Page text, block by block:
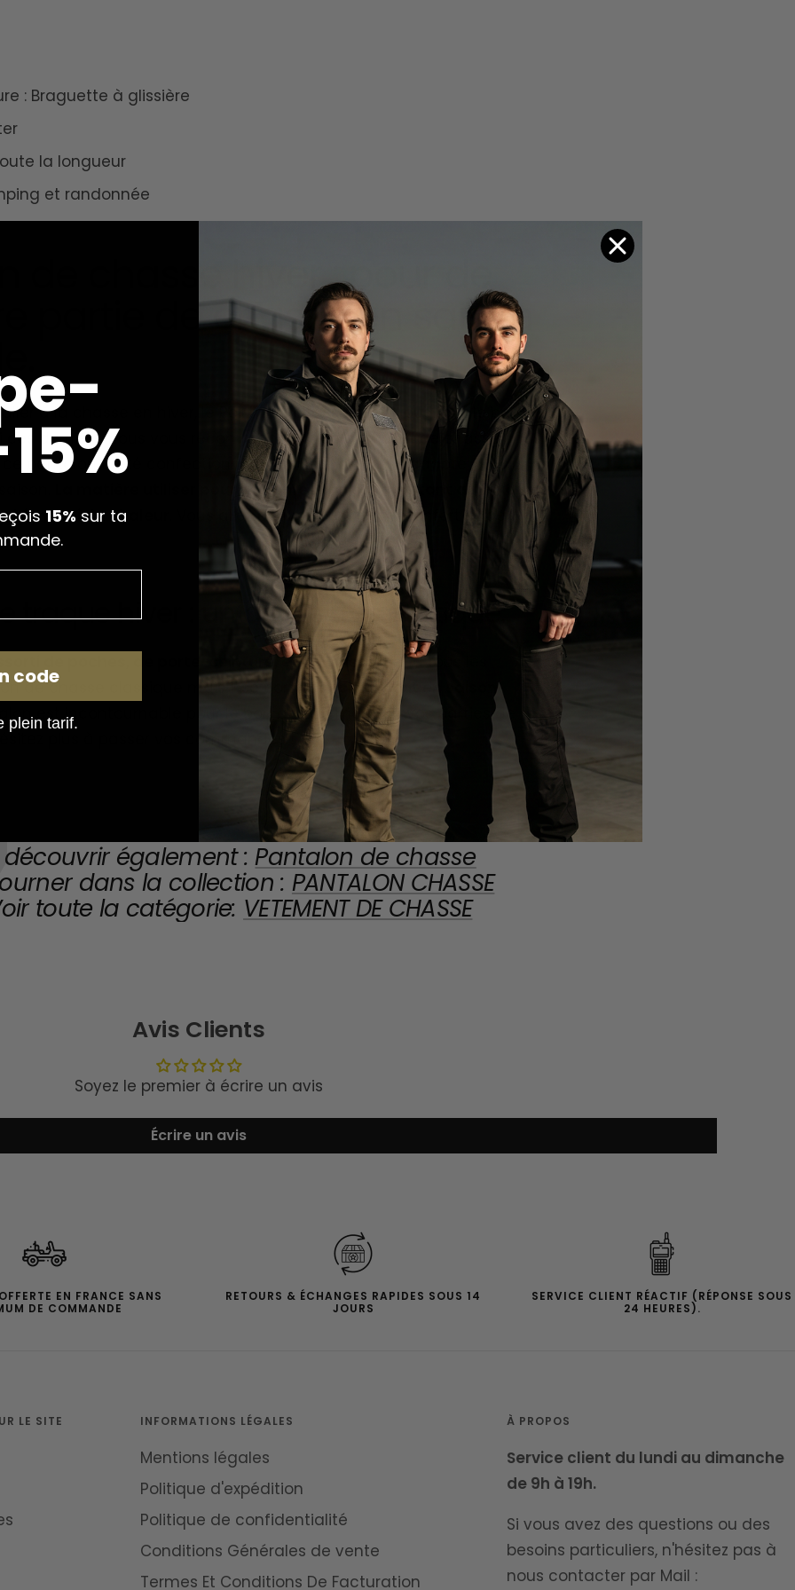
: Braguette à glissière
la longueur
et randonnée
de chasse hiver : pour de
partie de chasse en saison
à la chasse en hiver, le Pantalon chasse hiver vous faut le bon
ces derniers, nous vous recommandons un pantalon de chasse
pantalon a été confectionné de sorte à ce qu’il s’adapte
La matière utiliser pour sa confection est résistant au froid et
bien tenir la chaleur
. Vous allez pouvoir profiter du confort et de
traque hiver : un article très pratique.
de poches, de porte-ceinture, et de cuissard . Il a tous les
de chasse classique mais il se portespécialement en saison
est incontournable pour le bon déroulement de vos parties de
plus à passer vos commandes !
découvrir également :Pantalon de chasse
dans la collection : PANTALON CHASSE
toute la catégorie: VETEMENT DE CHASSE
Avis Clients
Soyez le premier à écrire un avis
Écrire un avis
EN FRANCE SANS
DE COMMANDE
RETOURS & ÉCHANGES RAPIDES SOUS 14
JOURS
SERVICE CLIENT RÉACTIF (RÉPONSE SOUS
24 HEURES).
LE SITE INFORMATIONS LÉGALES
Mentions légales
Politique d'expédition
Politique de confidentialité
Conditions Générales de vente
Termes Et Conditions De Facturation
À PROPOS
Service client du lundi au dimanche
de 9h à 19h.
Si vous avez des questions ou des
besoins particuliers, n'hésitez pas à
nous contacter par Mail :
15% sur ta
code
plein tarif.